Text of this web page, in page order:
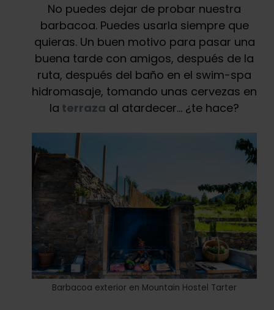
No puedes dejar de probar nuestra
barbacoa. Puedes usarla siempre que
quieras. Un buen motivo para pasar una
buena tarde con amigos, después de la
ruta, después del baño en el swim-spa
hidromasaje, tomando unas cervezas en
la terraza al atardecer… ¿te hace?
Barbacoa exterior en Mountain Hostel Tarter